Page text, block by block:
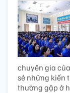
chuyên gia
sẻ những kiến
thường gặp ở